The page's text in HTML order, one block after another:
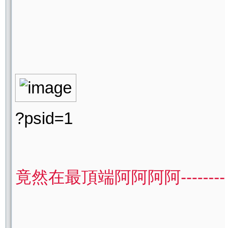
?psid=1
竟然在最頂端阿阿阿阿